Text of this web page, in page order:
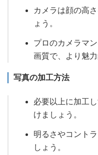
カメラは顔の高
ょう。
プロのカメラマ
画質で、より魅
写真の加工方法
必要以上に加工
けましょう。
明るさやコント
しょう。